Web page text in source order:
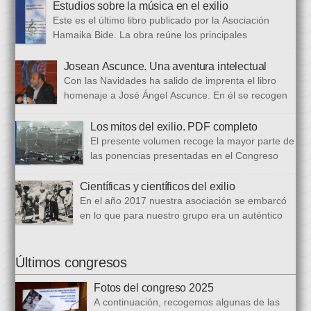
protagonismos y cargos oficiales. Sus aficiones […]
Estudios sobre la música en el exilio
Este es el último libro publicado por la Asociación
Hamaika Bide. La obra reúne los principales
celebrado en 2023. Bajo ese epígrafe se han recogido un total
de dieciséis ponencias. El libro se ha estructurado en tres
bloques. En el primero se analizan aspectos generales del arte
popular […]
Josean Ascunce. Una aventura intelectual
Con las Navidades ha salido de imprenta el libro
homenaje a José Ángel Ascunce. En él se recogen
desde diferentes perspectivas, incluyendo una detallada
biografía, bibliografía y una recopilación fotográfica. Los
coordinadores han sido Carmen Gil Fombellida y José Ramón
Zabala. Con ellos han particidado once escritores: […]
Los mitos del exilio. PDF completo
El presente volumen recoge la mayor parte de
las ponencias presentadas en el Congreso
primera vez, hemos acordado difundirlo, además de en
formato papel, en formato PDF con la finalidad de reducir los
costes de correo que supone su difusión. En este PDF es
posible acceder a todos […]
Científicas y científicos del exilio
En el año 2017 nuestra asociación se embarcó
en lo que para nuestro grupo era un auténtico
ciencia del exilio. El objetivo era recuperar y difundir las figuras
y la obra de los científicos y científicas que tuvieron que […]
Últimos congresos
Fotos del congreso 2025
A continuación, recogemos algunas de las